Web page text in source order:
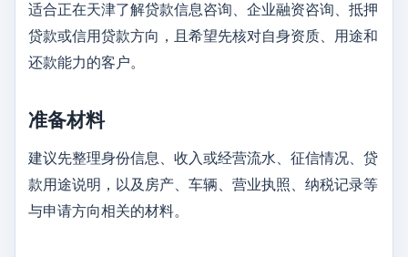
适合正在天津了解贷款信息咨询、企业融资咨询、抵押
贷款或信用贷款方向，且希望先核对自身资质、用途和
还款能力的客户。
准备材料
建议先整理身份信息、收入或经营流水、征信情况、贷
款用途说明，以及房产、车辆、营业执照、纳税记录等
与申请方向相关的材料。